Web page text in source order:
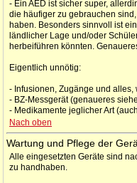
- Ein AED ist sicher super,
die häufiger zu gebrauchen
haben. Besonders sinnvoll ist
ländlicher Lage und/oder
herbeiführen könnten.
Eigentlich unnötig:
- Infusionen, Zugänge und alles,
- BZ-Messgerät (genaueres
- Medikamente jeglicher Art
Nach oben
Wartung und Pflege der
Alle eingesetzten Geräte sind
zu handhaben.